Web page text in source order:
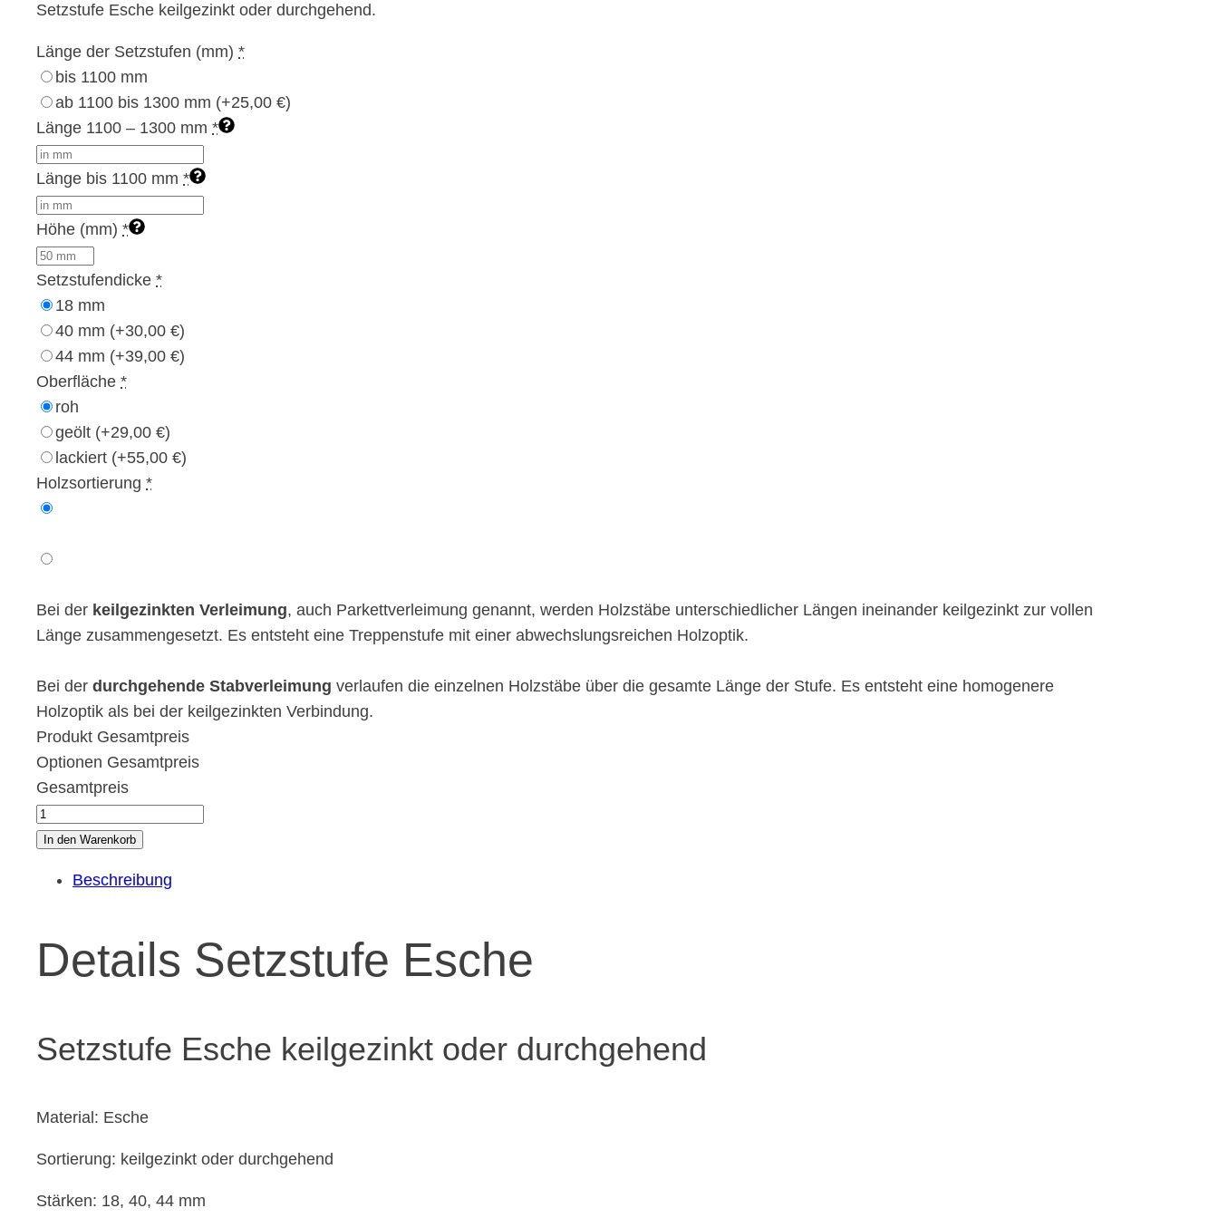
Setzstufe Esche keilgezinkt oder durchgehend.
Länge der Setzstufen (mm) *
bis 1100 mm
ab 1100 bis 1300 mm (+25,00 €)
Länge 1100 – 1300 mm *
Länge bis 1100 mm *
Höhe (mm) *
Setzstufendicke *
18 mm
40 mm (+30,00 €)
44 mm (+39,00 €)
Oberfläche *
roh
geölt (+29,00 €)
lackiert (+55,00 €)
Holzsortierung *
Bei der keilgezinkten Verleimung, auch Parkettverleimung genannt, werden Holzstäbe unterschiedlicher Längen ineinander keilgezinkt zur vollen
Länge zusammengesetzt. Es entsteht eine Treppenstufe mit einer abwechslungsreichen Holzoptik.
Bei der durchgehende Stabverleimung verlaufen die einzelnen Holzstäbe über die gesamte Länge der Stufe. Es entsteht eine homogenere
Holzoptik als bei der keilgezinkten Verbindung.
Produkt Gesamtpreis
Optionen Gesamtpreis
Gesamtpreis
Setzstufe
Esche
In den Warenkorb
Beschreibung
Details Setzstufe Esche
Setzstufe Esche keilgezinkt oder durchgehend
Material: Esche
Sortierung: keilgezinkt oder durchgehend
Stärken: 18, 40, 44 mm